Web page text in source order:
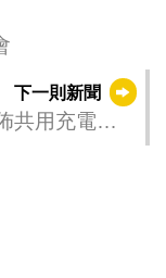
下一則新聞
共用充電寶